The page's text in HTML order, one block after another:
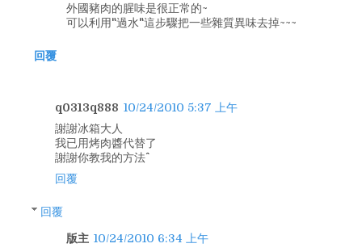
外國豬肉的腥味是很正常的~
可以利用"過水"這步驟把一些雜質異味去掉~~~
回覆
q0313q888 10/24/2010 5:37 上午
謝謝冰箱大人
我已用烤肉醬代替了
謝謝你教我的方法^^
回覆
回覆
版主 10/24/2010 6:34 上午